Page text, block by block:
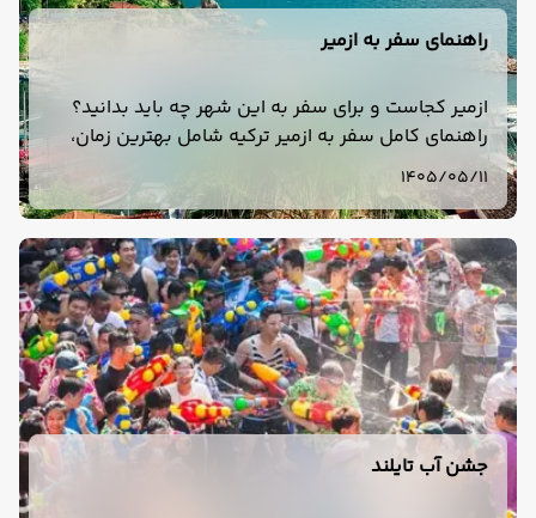
راهنمای سفر به ازمیر
ازمیر کجاست و برای سفر به این شهر چه باید بدانید؟
راهنمای کامل سفر به ازمیر ترکیه شامل بهترین زمان،
هزینه، هتل، حمل‌ونقل، جاهای دیدنی، غذا و تور ازمیر.
1405/05/11
جشن آب تایلند